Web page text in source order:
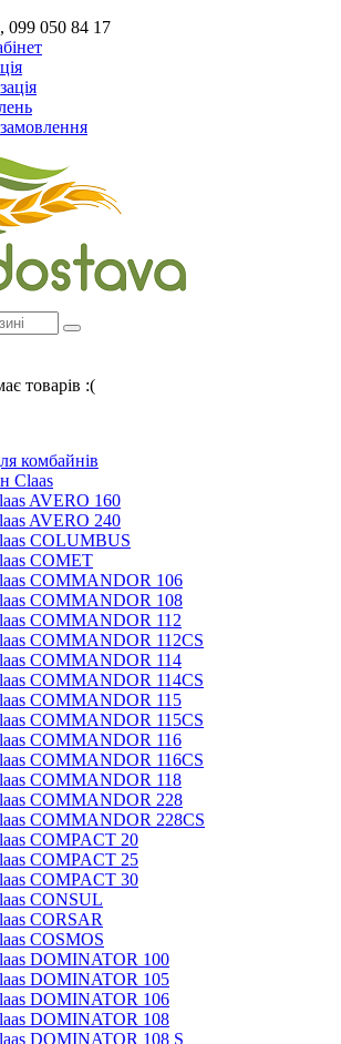
099 050 84 17
товарів :(
комбайнів
Claas
AVERO 160
AVERO 240
COLUMBUS
COMET
COMMANDOR 106
COMMANDOR 108
COMMANDOR 112
COMMANDOR 112CS
COMMANDOR 114
COMMANDOR 114CS
COMMANDOR 115
COMMANDOR 115CS
COMMANDOR 116
COMMANDOR 116CS
COMMANDOR 118
COMMANDOR 228
COMMANDOR 228CS
COMPACT 20
COMPACT 25
COMPACT 30
CONSUL
CORSAR
COSMOS
DOMINATOR 100
DOMINATOR 105
DOMINATOR 106
DOMINATOR 108
DOMINATOR 108 S